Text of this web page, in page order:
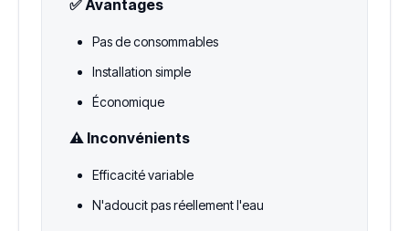
✅ Avantages
Pas de consommables
Installation simple
Économique
⚠️ Inconvénients
Efficacité variable
N'adoucit pas réellement l'eau